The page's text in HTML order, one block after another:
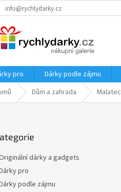
info@rychlydarky.cz
pro Dárky podle zájmu
Dům a zahrada Malatec
dárky a gadgets
pro
podle zájmu